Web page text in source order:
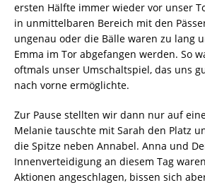
ersten Hälfte immer wieder vor unser
in unmittelbaren Bereich mit den
ungenau oder die Bälle waren zu lang
Emma im Tor abgefangen werden. So
oftmals unser Umschaltspiel, das uns
nach vorne ermöglichte.
Zur Pause stellten wir dann nur auf
Melanie tauschte mit Sarah den Platz
die Spitze neben Annabel. Anna und
Innenverteidigung an diesem Tag
Aktionen angeschlagen, bissen sich